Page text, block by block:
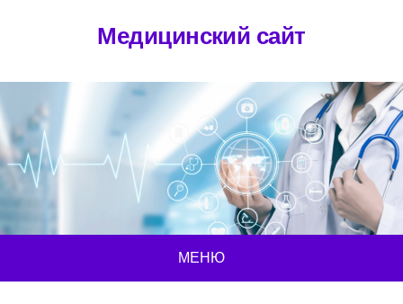
Медицинский сайт
МЕНЮ